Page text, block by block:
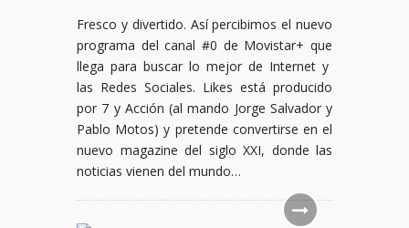
Fresco y divertido. Así percibimos el nuevo
programa del canal #0 de Movistar+ que
llega para buscar lo mejor de Internet y
las Redes Sociales. Likes está producido
por 7 y Acción (al mando Jorge Salvador y
Pablo Motos) y pretende convertirse en el
nuevo magazine del siglo XXI, donde las
noticias vienen del mundo…